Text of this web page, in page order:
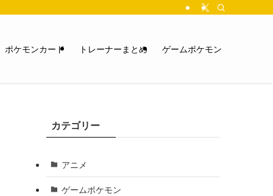
ポケモンカード トレーナーまとめ ゲームポケモン
カテゴリー
アニメ
ゲームポケモン